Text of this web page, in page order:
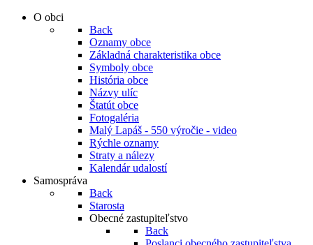
O obci
Back
Oznamy obce
Základná charakteristika obce
Symboly obce
História obce
Názvy ulíc
Štatút obce
Fotogaléria
Malý Lapáš - 550 výročie - video
Rýchle oznamy
Straty a nálezy
Kalendár udalostí
Samospráva
Back
Starosta
Obecné zastupiteľstvo
Back